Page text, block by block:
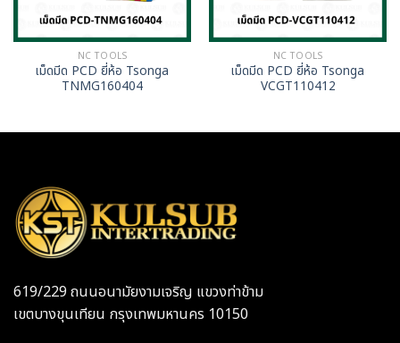
NC TOOLS
เม็ดมีด PCD ยี่ห้อ Tsonga
TNMG160404
NC TOOLS
เม็ดมีด PCD ยี่ห้อ Tsonga
VCGT110412
619/229 ถนนอนามัยงามเจริญ แขวงท่าข้าม
เขตบางขุนเทียน กรุงเทพมหานคร 10150